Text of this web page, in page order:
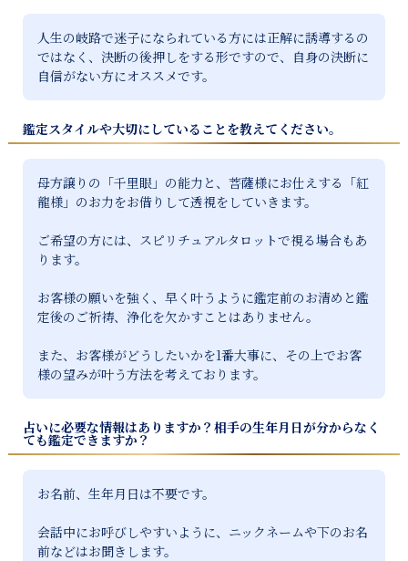
人生の岐路で迷子になられている方には正解に誘導するの
ではなく、決断の後押しをする形ですので、自身の決断に
自信がない方にオススメです。
鑑定スタイルや大切にしていることを教えてください。
母方譲りの「千里眼」の能力と、菩薩様にお仕えする「紅
龍様」のお力をお借りして透視をしていきます。
ご希望の方には、スピリチュアルタロットで視る場合もあ
ります。
お客様の願いを強く、早く叶うように鑑定前のお清めと鑑
定後のご祈祷、浄化を欠かすことはありません。
また、お客様がどうしたいかを1番大事に、その上でお客
占いに必要な情報はありますか？相手の生年月日が分からなく
ても鑑定できますか？
お名前、生年月日は不要です。
会話中にお呼びしやすいように、ニックネームや下のお名
前などはお聞きします。